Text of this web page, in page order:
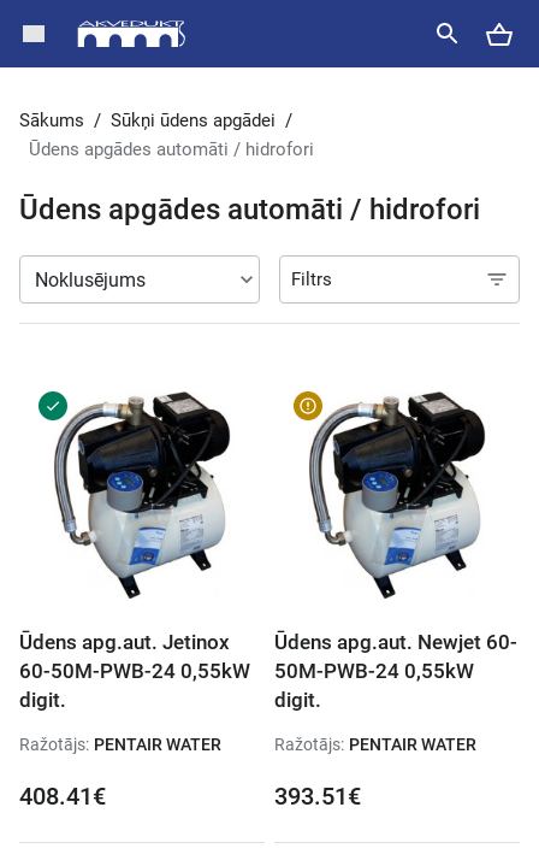
Sākums / Sūkņi ūdens apgādei /
Ūdens apgādes automāti / hidrofori
Ūdens apgādes automāti / hidrofori
Filtrs
Ūdens apg.aut. Jetinox
60-50M-PWB-24 0,55kW
digit.
Ražotājs: PENTAIR WATER
408.41€
Ūdens apg.aut. Newjet 60-
50M-PWB-24 0,55kW
digit.
Ražotājs: PENTAIR WATER
393.51€